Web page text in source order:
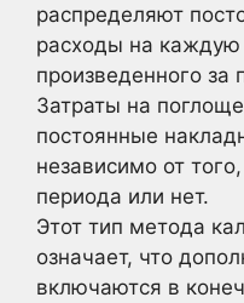
распределяют
расходы на каждую
произведенного за
Затраты на
постоянные
независимо от
периода или нет.
Этот тип метода
означает, что
включаются в